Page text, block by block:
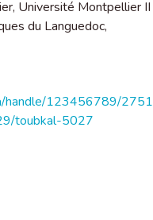
Université Montpellier II
du Languedoc,
handle/123456789/2751
toubkal-5027